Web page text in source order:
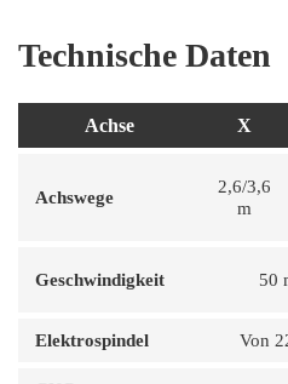
Technische Daten
Achse X
Achswege
2,6/3,6
m
Geschwindigkeit 50
Elektrospindel Von